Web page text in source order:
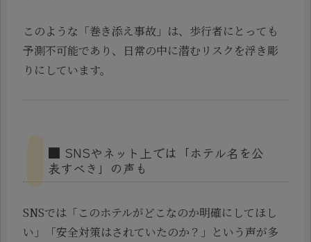
このような「巻き添え事故」は、歩行者にとっても
予測不可能であり、日常の中に潜むリスクを浮き彫
りにしています。
■ SNSやネット上では「ホテル名を公
表すべき」の声も
SNSでは「このホテルがどこなのか明確にしてほし
い」「安全対策はされていたのか？」という声が多